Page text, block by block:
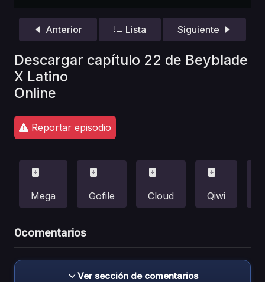
Anterior Lista Siguiente
Descargar capítulo 22 de Beyblade
X Latino
Online
Reportar episodio
Mega Gofile Cloud Qiwi
0comentarios
Ver sección de comentarios